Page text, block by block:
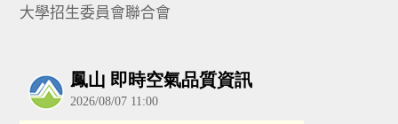
大學招生委員會聯合會